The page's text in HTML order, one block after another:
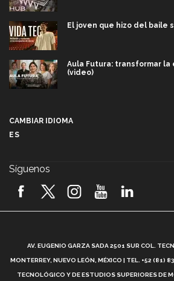
El joven que hizo del baile
Aula Futura: transformar
(video)
2026! (video)
¿Cómo es el Modelo
CAMBIAR IDIOMA
ES
Síguenos
AV. EUGENIO GARZA SADA 2501 SUR COL.
MONTERREY, NUEVO LEÓN, MÉXICO | TEL. +52
TECNOLÓGICO Y DE ESTUDIOS SUPERIORES DE